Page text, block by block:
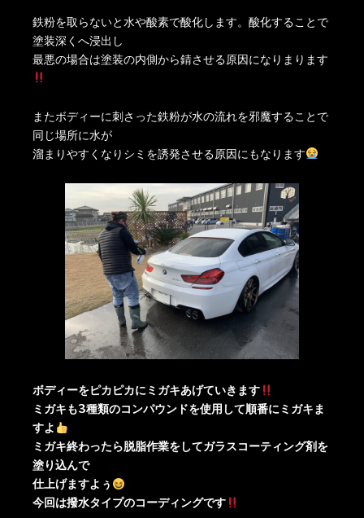
鉄粉を取らないと水や酸素で酸化します。酸化することで
塗装深くへ浸出し
最悪の場合は塗装の内側から錆させる原因になりまります
またボディーに刺さった鉄粉が水の流れを邪魔することで
同じ場所に水が
溜まりやすくなりシミを誘発させる原因にもなります
ボディーをピカピカにミガキあげていきます
ミガキも3種類のコンパウンドを使用して順番にミガキま
すよ
ミガキ終わったら脱脂作業をしてガラスコーティング剤を
塗り込んで
仕上げますよぅ
今回は撥水タイプのコーディングです